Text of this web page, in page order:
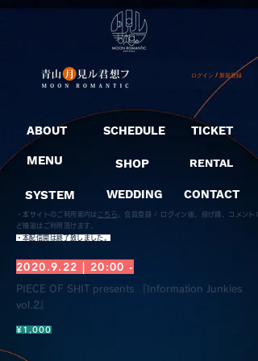
ログイン / 新規登録
ABOUT
MENU
SYSTEM
SCHEDULE
SHOP
WEDDING
TICKET
RENTAL
CONTACT
・本サイトのご利用案内は こちら
会員登録 / ログイン後、投げ銭、コメント
ど機能はご利用頂けます。
​・本配信開は終了致しました。
2020.9.22 | 20:00 -
PIECE OF SHIT presents 『Information Junkies
vol.2』
¥1,000